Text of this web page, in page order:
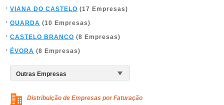
VIANA DO CASTELO (17 Empresas)
GUARDA (10 Empresas)
CASTELO BRANCO (8 Empresas)
ÉVORA (8 Empresas)
Distribuição de Empresas por Faturação